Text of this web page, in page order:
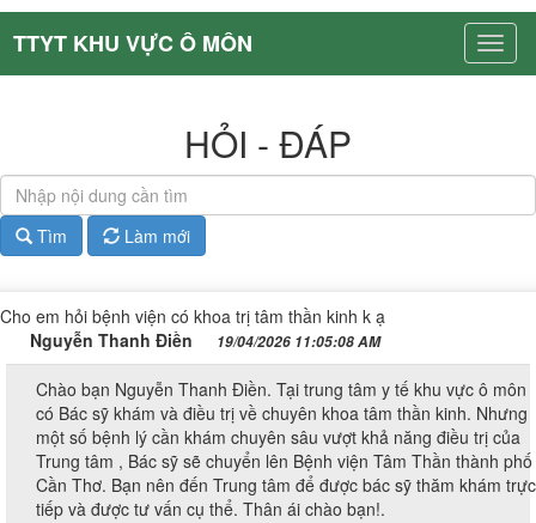
TTYT KHU VỰC Ô MÔN
HỎI - ĐÁP
Tìm Làm mới
Cho em hỏi bệnh viện có khoa trị tâm thần kinh k ạ
Nguyễn Thanh Điền
19/04/2026 11:05:08 AM
Chào bạn Nguyễn Thanh Điền. Tại trung tâm y tế khu vực ô môn
có Bác sỹ khám và điều trị về chuyên khoa tâm thần kinh. Nhưng
một số bệnh lý cần khám chuyên sâu vượt khả năng điều trị của
Trung tâm , Bác sỹ sẽ chuyển lên Bệnh viện Tâm Thần thành phố
Cần Thơ. Bạn nên đến Trung tâm để được bác sỹ thăm khám trực
tiếp và được tư vấn cụ thể. Thân ái chào bạn!.